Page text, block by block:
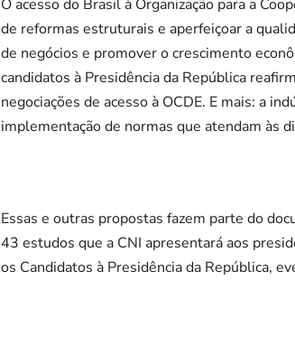
O acesso do Brasil à Organização para a
de reformas estruturais e aperfeiçoar a
de negócios e promover o crescimento
candidatos à Presidência da República
negociações de acesso à OCDE. E mais: a
implementação de normas que atendam às
Essas e outras propostas fazem parte do
43 estudos que a CNI apresentará aos
os Candidatos à Presidência da República,